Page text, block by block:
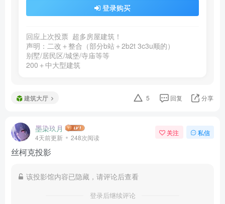
登录购买
回应上次投票  超多房屋建筑！
声明：二改＋整合（部分b站＋2b2t 3c3u顺的）
别墅/居民区/城堡/寺庙等等
200＋中大型建筑
建筑大厅 5 回复 分享
墨染玖月
4天前更新 248次阅读
关注 私信
丝柯克投影
该投影馆内容已隐藏，请评论后查看
登录后继续评论